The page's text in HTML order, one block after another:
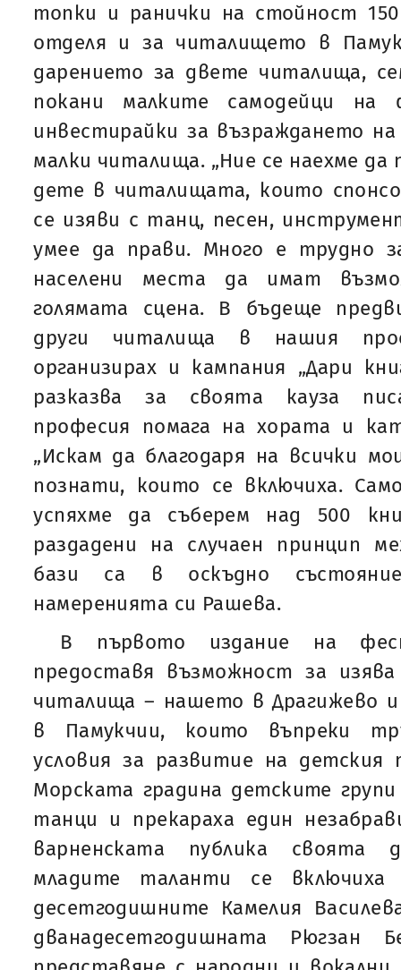
топки и ранички на стойност
отделя и за читалището в
дарението за двете читалища,
покани малките самодейци на
инвестирайки за възраждането
малки читалища. „Ние се наехме да
дете в читалищата, които
се изяви с танц, песен,
умее да прави. Много е трудно
населени места да имат
голямата сцена. В бъдеще
други читалища в нашия
организирах и кампания „Дари
разказва за своята кауза
професия помага на хората и
„Искам да благодаря на всички
познати, които се включиха.
успяхме да съберем над 500
раздадени на случаен принцип
бази са в оскъдно
намеренията си Рашева.
В първото издание на
предоставя възможност за
читалища – нашето в Драгижево
в Памукчии, които въпреки
условия за развитие на
Морската градина детските
танци и прекараха един
варненската публика своята
младите таланти се
десетгодишните Камелия
дванадесетгодишната Рюгзан